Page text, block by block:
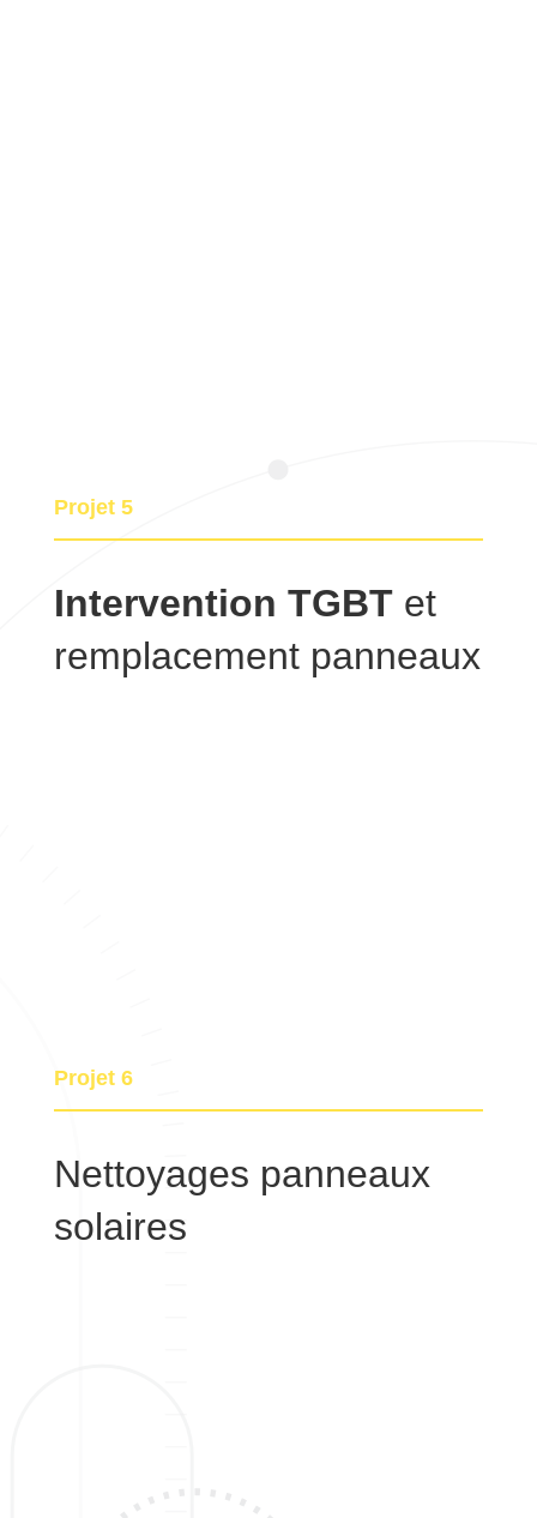
Projet 5
Intervention TGBTet
remplacement panneaux
Projet 6
Nettoyages panneaux
solaires